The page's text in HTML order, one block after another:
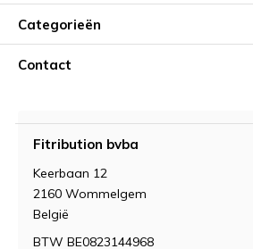
Categorieën
Contact
Fitribution bvba
Keerbaan 12
2160 Wommelgem
België
BTW BE0823144968